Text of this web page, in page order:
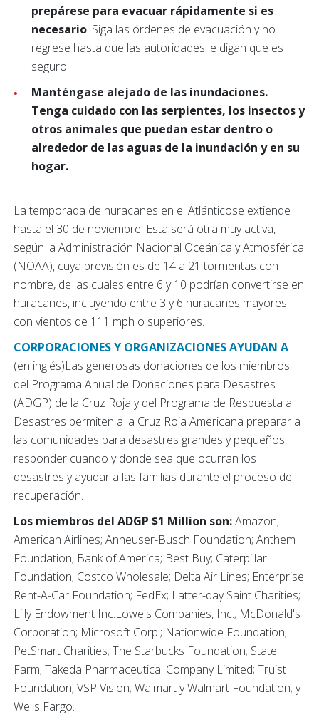
prepárese para evacuar rápidamente si es
necesario. Siga las órdenes de evacuación y no
regrese hasta que las autoridades le digan que es
seguro.
Manténgase alejado de las inundaciones.
Tenga cuidado con las serpientes, los insectos y
otros animales que puedan estar dentro o
alrededor de las aguas de la inundación y en su
hogar.
La temporada de huracanes en el Atlánticose extiende
hasta el 30 de noviembre. Esta será otra muy activa,
según la Administración Nacional Oceánica y Atmosférica
(NOAA), cuya previsión es de 14 a 21 tormentas con
nombre, de las cuales entre 6 y 10 podrían convertirse en
huracanes, incluyendo entre 3 y 6 huracanes mayores
con vientos de 111 mph o superiores.
CORPORACIONES Y ORGANIZACIONES AYUDAN A
(en inglés)Las generosas donaciones de los miembros
del Programa Anual de Donaciones para Desastres
(ADGP) de la Cruz Roja y del Programa de Respuesta a
Desastres permiten a la Cruz Roja Americana preparar a
las comunidades para desastres grandes y pequeños,
responder cuando y donde sea que ocurran los
desastres y ayudar a las familias durante el proceso de
recuperación.
Los miembros del ADGP $1 Million son:Amazon;
American Airlines; Anheuser-Busch Foundation; Anthem
Foundation; Bank of America; Best Buy; Caterpillar
Foundation; Costco Wholesale; Delta Air Lines; Enterprise
Rent-A-Car Foundation; FedEx; Latter-day Saint Charities;
Lilly Endowment Inc.Lowe's Companies, Inc.; McDonald's
Corporation; Microsoft Corp.; Nationwide Foundation;
PetSmart Charities; The Starbucks Foundation; State
Farm; Takeda Pharmaceutical Company Limited; Truist
Foundation; VSP Vision; Walmart y Walmart Foundation; y
Wells Fargo.